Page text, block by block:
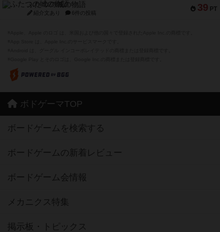
39 PT
ふたつの城の物語
紹介文あり 6件の投稿
ボドゲーマTOP
ボードゲームを検索する
ボードゲームの新着レビュー
ボードゲーム会情報
メカニクス特集
掲示板・トピックス